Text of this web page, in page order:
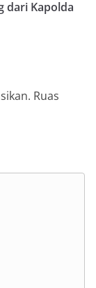
dari Kapolda
Ruas